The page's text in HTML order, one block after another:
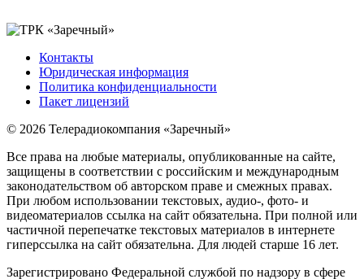
Контакты
Юридическая информация
Политика конфиденциальности
Пакет лицензий
© 2026 Телерадиокомпания «Заречный»
Все права на любые материалы, опубликованные на сайте,
защищены в соответствии с российским и международным
законодательством об авторском праве и смежных правах.
При любом использовании текстовых, аудио-, фото- и
видеоматериалов ссылка на сайт обязательна. При полной или
частичной перепечатке текстовых материалов в интернете
гиперссылка на сайт обязательна. Для людей старше 16 лет.
Зарегистрировано Федеральной службой по надзору в сфере